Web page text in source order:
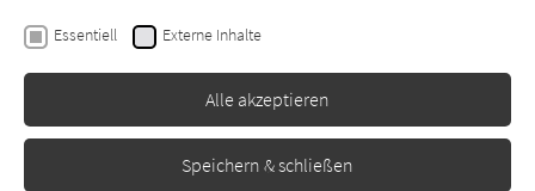
Monica Murphy
Lancaster Prep - Things I
Wanted to Say
Erscheint vsl.: September 2026
Essentiell Externe Inhalte
Alle akzeptieren
Speichern & schließen